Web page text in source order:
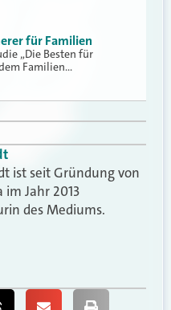
für Familien
„Die Besten für
Familien…
ist seit Gründung von
Jahr 2013
des Mediums.